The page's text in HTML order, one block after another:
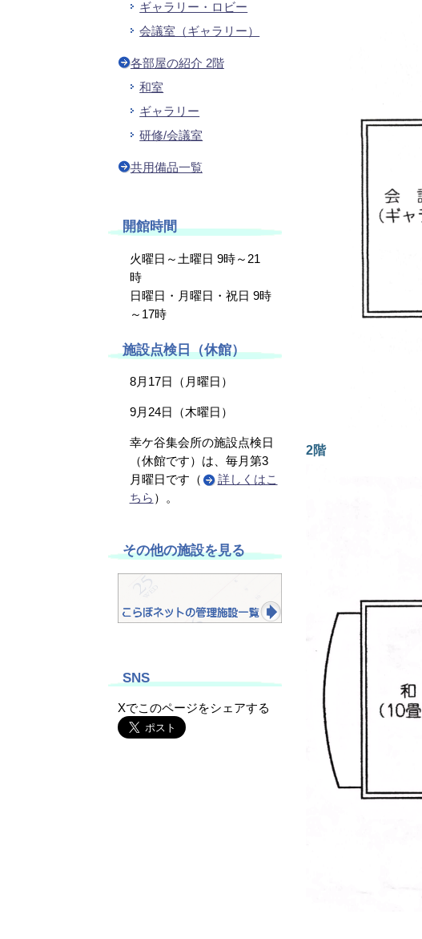
2階
ギャラリー・ロビー
会議室（ギャラリー）
各部屋の紹介 2階
和室
ギャラリー
研修/会議室
共用備品一覧
開館時間
火曜日～土曜日 9時～21
時
日曜日・月曜日・祝日 9時
～17時
施設点検日（休館）
8月17日（月曜日）
9月24日（木曜日）
幸ケ谷集会所の施設点検日
（休館です）は、毎月第3
月曜日です（
詳しくはこ
ちら ）。
その他の施設を見る
SNS
Xでこのページをシェアする